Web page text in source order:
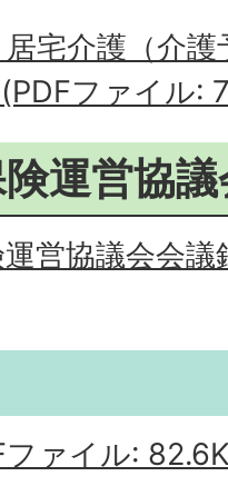
居宅介護（介
ファイル:
運営協議
営協議会会
ァイル: